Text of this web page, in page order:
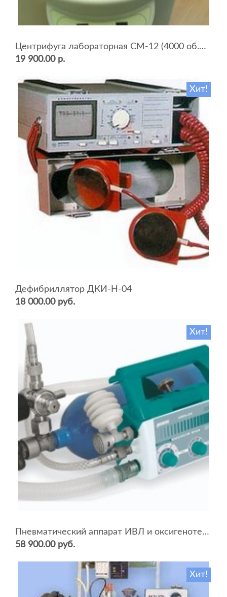
Центрифуга лабораторная СМ-12 (4000 об.мин, 12 пробирок)
19 900.00 р.
Хит!
Дефибриллятор ДКИ-Н-04
18 000.00 руб.
Хит!
Пневматический аппарат ИВЛ и оксигенотерапии портативный АИВЛп-2/20-«ТМТ»
58 900.00 руб.
Хит!